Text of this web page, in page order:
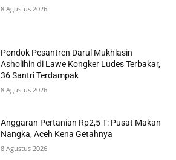
8 Agustus 2026
Pondok Pesantren Darul Mukhlasin
Asholihin di Lawe Kongker Ludes Terbakar,
36 Santri Terdampak
8 Agustus 2026
Anggaran Pertanian Rp2,5 T: Pusat Makan
Nangka, Aceh Kena Getahnya
8 Agustus 2026